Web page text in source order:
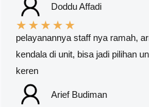
Doddu Affadi
★★★★★
pelayanannya staff nya ramah,
kendala di unit, bisa jadi pilihan
keren
Arief Budiman